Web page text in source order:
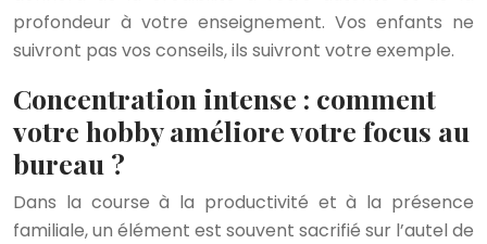
profondeur à votre enseignement. Vos enfants ne
suivront pas vos conseils, ils suivront votre exemple.
Concentration intense : comment
votre hobby améliore votre focus au
bureau ?
Dans la course à la productivité et à la présence
familiale, un élément est souvent sacrifié sur l’autel de